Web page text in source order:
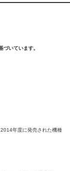
づいています。
年度に発売された機種